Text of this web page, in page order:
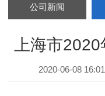
公司新闻
上海市2020
2020-06-08